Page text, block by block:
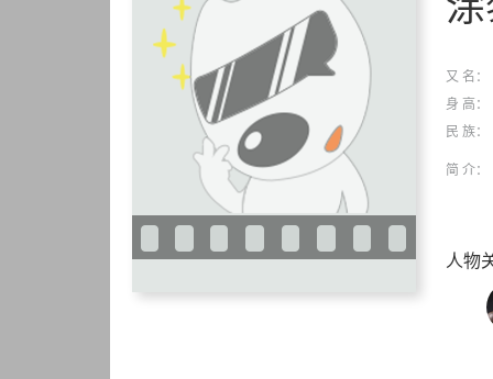
又 名：
身 高：
民 族：
简 介：
人物